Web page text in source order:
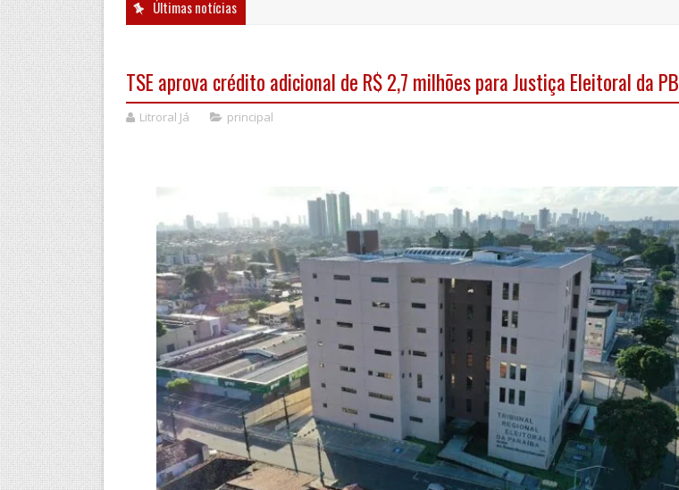
Últimas notícias
TSE aprova crédito adicional de R$ 2,7 milhões para Justiça Eleitoral da PB
Litroral Já principal